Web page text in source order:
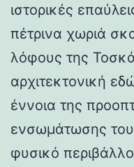
ιστορικές
πέτρινα χωριά
λόφους της
αρχιτεκτονική
έννοια της
ενσωμάτωσης του
φυσικό